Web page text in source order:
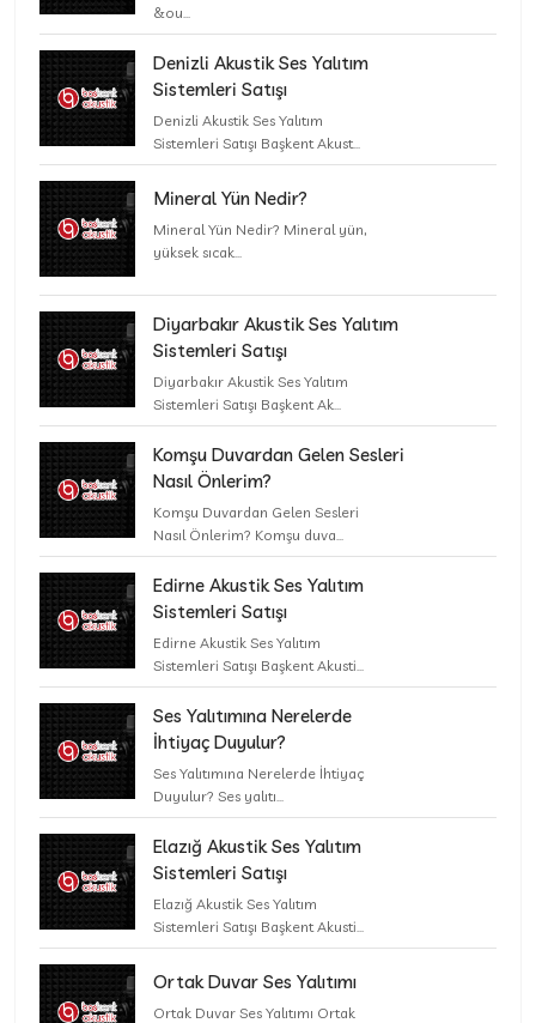
&ou...
Denizli Akustik Ses Yalıtım
Sistemleri Satışı
Denizli Akustik Ses Yalıtım
Sistemleri Satışı Başkent Akust...
Mineral Yün Nedir?
Mineral Yün Nedir? Mineral yün,
yüksek sıcak...
Diyarbakır Akustik Ses Yalıtım
Sistemleri Satışı
Diyarbakır Akustik Ses Yalıtım
Sistemleri Satışı Başkent Ak...
Komşu Duvardan Gelen Sesleri
Nasıl Önlerim?
Komşu Duvardan Gelen Sesleri
Nasıl Önlerim? Komşu duva...
Edirne Akustik Ses Yalıtım
Sistemleri Satışı
Edirne Akustik Ses Yalıtım
Sistemleri Satışı Başkent Akusti...
Ses Yalıtımına Nerelerde
İhtiyaç Duyulur?
Ses Yalıtımına Nerelerde İhtiyaç
Duyulur? Ses yalıtı...
Elazığ Akustik Ses Yalıtım
Sistemleri Satışı
Elazığ Akustik Ses Yalıtım
Sistemleri Satışı Başkent Akusti...
Ortak Duvar Ses Yalıtımı
Ortak Duvar Ses Yalıtımı Ortak